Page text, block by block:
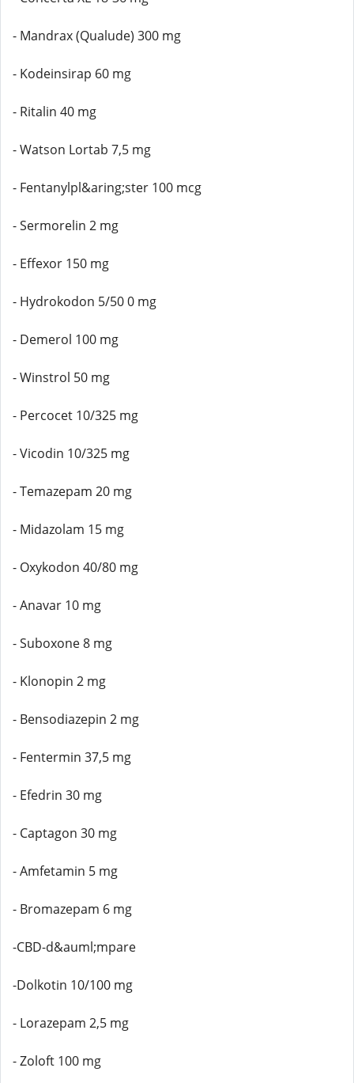
- Mandrax (Qualude) 300 mg
- Kodeinsirap 60 mg
- Ritalin 40 mg
- Watson Lortab 7,5 mg
- Fentanylpl&aring;ster 100 mcg
- Sermorelin 2 mg
- Effexor 150 mg
- Hydrokodon 5/50 0 mg
- Demerol 100 mg
- Winstrol 50 mg
- Percocet 10/325 mg
- Vicodin 10/325 mg
- Temazepam 20 mg
- Midazolam 15 mg
- Oxykodon 40/80 mg
- Anavar 10 mg
- Suboxone 8 mg
- Klonopin 2 mg
- Bensodiazepin 2 mg
- Fentermin 37,5 mg
- Efedrin 30 mg
- Captagon 30 mg
- Amfetamin 5 mg
- Bromazepam 6 mg
-CBD-d&auml;mpare
-Dolkotin 10/100 mg
- Lorazepam 2,5 mg
- Zoloft 100 mg